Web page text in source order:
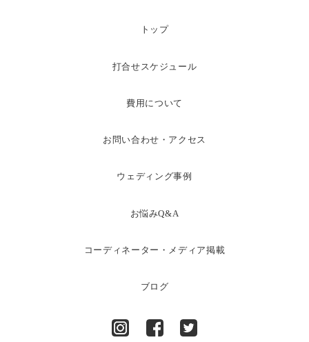
トップ
打合せスケジュール
費用について
お問い合わせ・アクセス
ウェディング事例
お悩みQ&A
コーディネーター・メディア掲載
ブログ